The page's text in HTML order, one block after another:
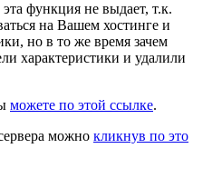
функция не выдает, т.к.
на Вашем хостинге и
но в то же время зачем
характеристики и удалили
можете по этой ссылке.
можно кликнув по это